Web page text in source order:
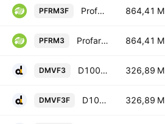
PFRM3F Profarma Distribuidora de Produtos Farmaceuticos SA 864,41 M
PFRM3 Profarma Distribuidora de Produtos Farmaceuticos SA 864,41 M
DMVF3 D1000 Varejo Farma Participacoes SA 326,89 M
DMVF3F D1000 Varejo Farma Participacoes SA 326,89 M